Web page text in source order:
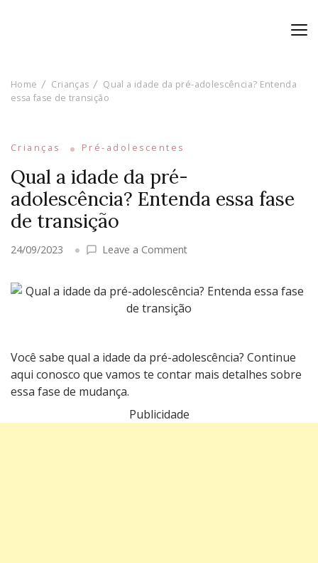
Home Crianças
Qual a idade da pré-adolescência? Entenda
essa fase de transição
Crianças Pré-adolescentes
Qual a idade da pré-
adolescência? Entenda essa fase
de transição
24/09/2023 Leave a Commenton
idade
da
Entenda
essa
transição
Você sabe qual a idade da pré-adolescência? Continue
aqui conosco que vamos te contar mais detalhes sobre
essa fase de mudança.
Publicidade